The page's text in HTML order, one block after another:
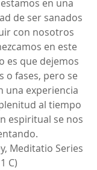
en una
de ser sanados
con nosotros
en este
es que dejemos
o fases, pero se
una experiencia
al tiempo
espiritual se nos
Meditatio Series
C)